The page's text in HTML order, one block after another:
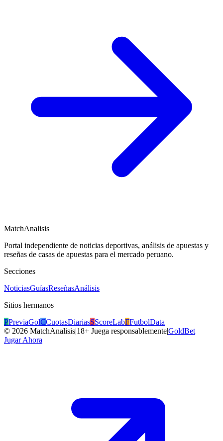
MatchAnalisis
Portal independiente de noticias deportivas, análisis de apuestas y
reseñas de casas de apuestas para el mercado peruano.
Secciones
NoticiasGuíasReseñasAnálisis
Sitios hermanos
PPreviaGolCCuotasDiariasSScoreLabFFutbolData
© 2026 MatchAnalisis|18+ Juega responsablemente|GoldBet
Jugar Ahora